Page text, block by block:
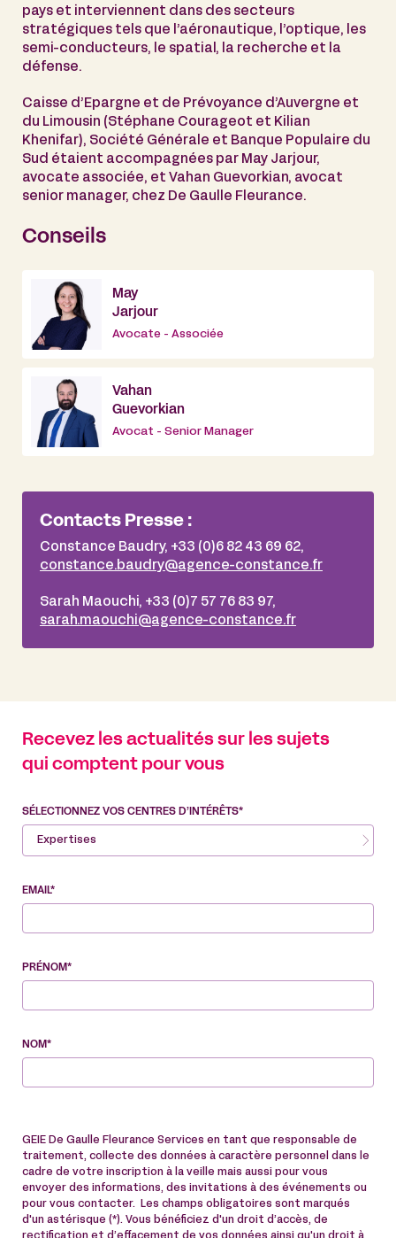
pays et interviennent dans des secteurs
stratégiques tels que l’aéronautique, l’optique, les
semi-conducteurs, le spatial, la recherche et la
défense.
Caisse d’Epargne et de Prévoyance d’Auvergne et
du Limousin (Stéphane Courageot et Kilian
Khenifar), Société Générale et Banque Populaire du
Sud étaient accompagnées par May Jarjour,
avocate associée, et Vahan Guevorkian, avocat
senior manager, chez De Gaulle Fleurance.
Conseils
May
Jarjour
Avocate - Associée
Vahan
Guevorkian
Avocat - Senior Manager
Contacts Presse :
Constance Baudry, +33 (0)6 82 43 69 62,
constance.baudry@agence-constance.fr
Sarah Maouchi, +33 (0)7 57 76 83 97,
sarah.maouchi@agence-constance.fr
Recevez les actualités sur les sujets
qui comptent pour vous
SÉLECTIONNEZ VOS CENTRES D’INTÉRÊTS*
Expertises
EMAIL*
PRÉNOM*
NOM*
GEIE De Gaulle Fleurance Services en tant que responsable de
traitement, collecte des données à caractère personnel dans le
cadre de votre inscription à la veille mais aussi pour vous
envoyer des informations, des invitations à des événements ou
pour vous contacter. Les champs obligatoires sont marqués
d'un astérisque (*). Vous bénéficiez d'un droit d’accès, de
rectification et d’effacement de vos données ainsi qu'un droit à